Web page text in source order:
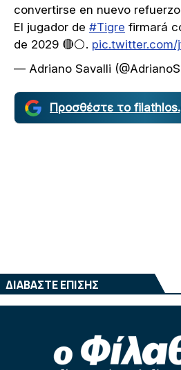
convertirse en nuevo
El jugador de #Tigre firmará
de 2029 🔴⚪️. pic.twitter.com/
— Adriano Savalli
Προσθέστε το
ΔΙΑΒΑΣΤΕ ΕΠΙΣΗΣ